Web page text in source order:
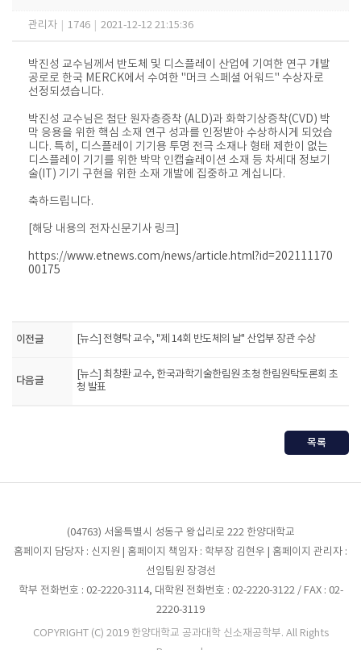
관리자 1746 2021-12-12 21:15:36
박진성 교수님께서 반도체 및 디스플레이 산업에 기여한 연구 개발
공로로 ​한국 MERCK에서 수여한 ​"머크 스페셜 어워드" 수상자로
선정되셨습니다.
박진성 교수님은 첨단 원자층증착 (ALD)과 화학기상증착(CVD) 박
막 응용을 위한 핵심 소재 연구 성과를 인정받아 수상하시게 되었습
니다. 특히, 디스플레이 기기용 투명 전극 소재나 형태 제한이 없는
디스플레이 기기를 위한 박막 인캡슐레이션 소재 등 차세대 정보기
술(IT) 기기 구현을 위한 소재 개발에 집중하고 계십니다.
축하드립니다.
[해당 내용의 전자신문기사 링크]
https://www.etnews.com/news/article.html?id=202111170
00175
이전글 [뉴스] 전형탁 교수, "제 14회 반도체의 날" 산업부 장관 수상
다음글
[뉴스] 최창환 교수, 한국과학기술한림원 초청 한림원탁토론회 초
청 발표
목록
(04763) 서울특별시 성동구 왕십리로 222 한양대학교
홈페이지 담당자 : 신지원 | 홈페이지 책임자 : 학부장 김현우 | 홈페이지 관리자 :
선임팀원 장경선
학부 전화번호 : 02-2220-3114, 대학원 전화번호 : 02-2220-3122 / FAX : 02-
2220-3119
COPYRIGHT (C) 2019 한양대학교 공과대학 신소재공학부. All Rights